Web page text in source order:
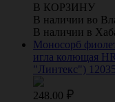
В КОРЗИНУ
В наличии во
В наличии в
Моносорб
игла колющая
"Линтекс")
248.00